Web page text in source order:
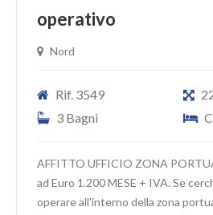
operativo
Nord
Rif. 3549
3 Bagni
AFFITTO UFFICIO ZONA
ad Euro 1.200 MESE + IVA. Se
operare all'interno della zona